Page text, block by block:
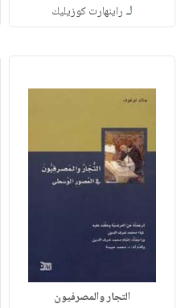
لـ راينهارت كوزيليك
التجار والمصرفيون